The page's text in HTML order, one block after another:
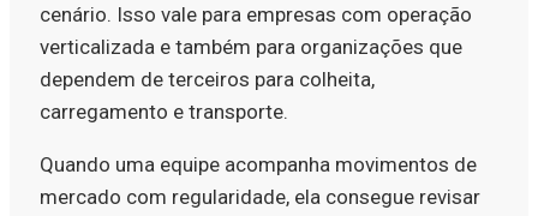
cenário. Isso vale para empresas com operação
verticalizada e também para organizações que
dependem de terceiros para colheita,
carregamento e transporte.
Quando uma equipe acompanha movimentos de
mercado com regularidade, ela consegue revisar